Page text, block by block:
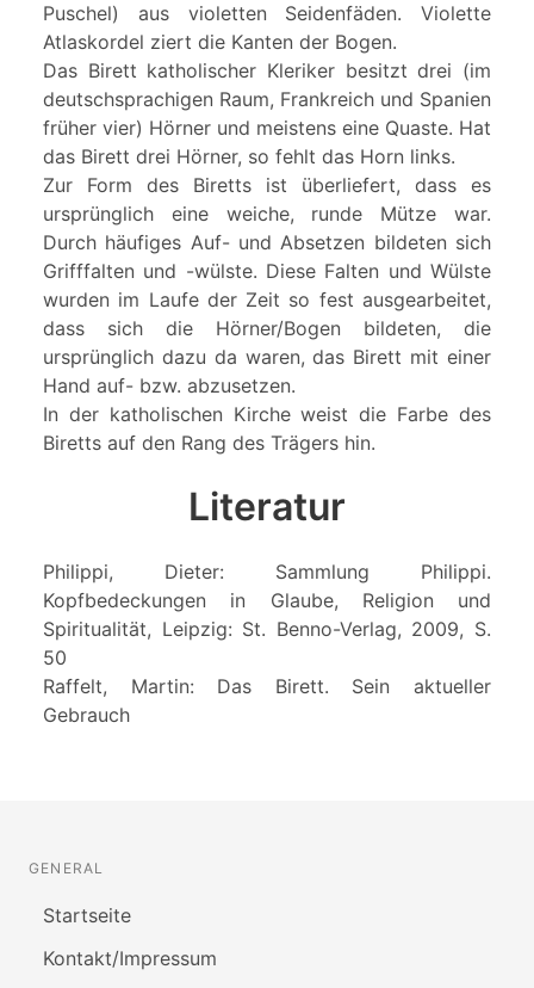
Puschel) aus violetten Seidenfäden. Violette
Atlaskordel ziert die Kanten der Bogen.
Das Birett katholischer Kleriker besitzt drei (im
deutschsprachigen Raum, Frankreich und Spanien
früher vier) Hörner und meistens eine Quaste. Hat
das Birett drei Hörner, so fehlt das Horn links.
Zur Form des Biretts ist überliefert, dass es
ursprünglich eine weiche, runde Mütze war.
Durch häufiges Auf- und Absetzen bildeten sich
Grifffalten und -wülste. Diese Falten und Wülste
wurden im Laufe der Zeit so fest ausgearbeitet,
dass sich die Hörner/Bogen bildeten, die
ursprünglich dazu da waren, das Birett mit einer
Hand auf- bzw. abzusetzen.
In der katholischen Kirche weist die Farbe des
Biretts auf den Rang des Trägers hin.
Literatur
Philippi, Dieter: Sammlung Philippi.
Kopfbedeckungen in Glaube, Religion und
Spiritualität, Leipzig: St. Benno-Verlag, 2009, S.
50
Raffelt, Martin: Das Birett. Sein aktueller
Gebrauch
GENERAL
Startseite
Kontakt/Impressum